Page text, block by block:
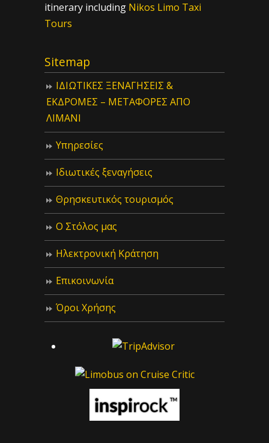
itinerary including Nikos Limo Taxi
Tours
Sitemap
ΙΔIΩΤΙΚΕΣ ΞΕΝΑΓΗΣΕΙΣ &
ΕΚΔΡΟΜΕΣ – ΜΕΤΑΦΟΡΕΣ ΑΠΟ
ΛΙΜΑΝΙ
Υπηρεσίες
Ιδιωτικές ξεναγήσεις
Θρησκευτικός τουρισμός
Ο Στόλος μας
Ηλεκτρονική Κράτηση
Επικοινωνία
Όροι Χρήσης